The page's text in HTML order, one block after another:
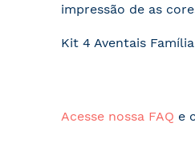
impressão de as
Kit 4 Aventais
Acesse nossa FAQ e